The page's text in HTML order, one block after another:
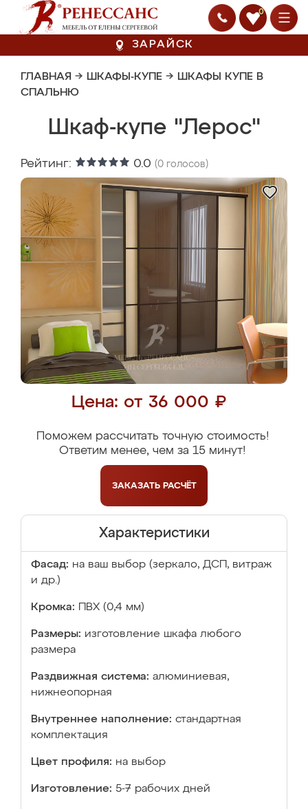
0
ЗАРАЙСК
ГЛАВНАЯ → ШКАФЫ-КУПЕ → ШКАФЫ КУПЕ В
СПАЛЬНЮ
Шкаф-купе "Лерос"
Рейтинг: 0.0 (0 голосов)
Цена: от 36 000 ₽
Поможем рассчитать точную стоимость!
Ответим менее, чем за 15 минут!
ЗАКАЗАТЬ РАСЧЁТ
Характеристики
Фасад: на ваш выбор (зеркало, ДСП, витраж
и др.)
Кромка: ПВХ (0,4 мм)
Размеры: изготовление шкафа любого
размера
Раздвижная система: алюминиевая,
нижнеопорная
Внутреннее наполнение: стандартная
комплектация
Цвет профиля: на выбор
Изготовление: 5-7 рабочих дней